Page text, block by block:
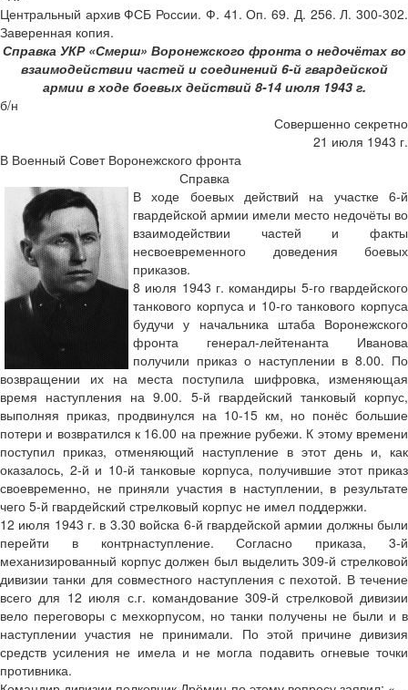
Центральный архив ФСБ России. Ф. 41. Оп. 69. Д. 256. Л. 300-302.
Заверенная копия.
Справка УКР «Смерш» Воронежского фронта о недочётах во
взаимодействии частей и соединений 6-й гвардейской
армии в ходе боевых действий 8-14 июля 1943 г.
б/н
Совершенно секретно
21 июля 1943 г.
В Военный Совет Воронежского фронта
Справка
В ходе боевых действий на участке 6-й
гвардейской армии имели место недочёты во
взаимодействии частей и факты
несвоевременного доведения боевых
приказов.
8 июля 1943 г. командиры 5-го гвардейского
танкового корпуса и 10-го танкового корпуса
будучи у начальника штаба Воронежского
фронта генерал-лейтенанта Иванова
получили приказ о наступлении в 8.00. По
возвращении их на места поступила шифровка, изменяющая
время наступления на 9.00. 5-й гвардейский танковый корпус,
выполняя приказ, продвинулся на 10-15 км, но понёс большие
потери и возвратился к 16.00 на прежние рубежи. К этому времени
поступил приказ, отменяющий наступление в этот день и, как
оказалось, 2-й и 10-й танковые корпуса, получившие этот приказ
своевременно, не приняли участия в наступлении, в результате
чего 5-й гвардейский стрелковый корпус не имел поддержки.
12 июля 1943 г. в 3.30 войска 6-й гвардейской армии должны были
перейти в контрнаступление. Согласно приказа, 3-й
механизированный корпус должен был выделить 309-й стрелковой
дивизии танки для совместного наступления с пехотой. В течение
всего для 12 июля с.г. командование 309-й стрелковой дивизии
вело переговоры с мехкорпусом, но танки получены не были и в
наступлении участия не принимали. По этой причине дивизия
средств усиления не имела и не могла подавить огневые точки
противника.